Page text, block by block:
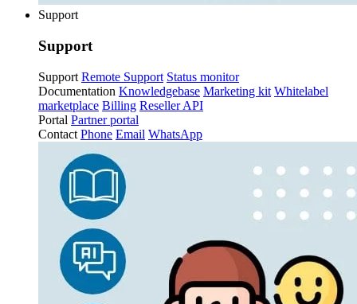
Support
Support
Support Remote Support Status monitor
Documentation Knowledgebase Marketing kit Whitelabel
marketplace Billing Reseller API
Portal Partner portal
Contact Phone Email WhatsApp